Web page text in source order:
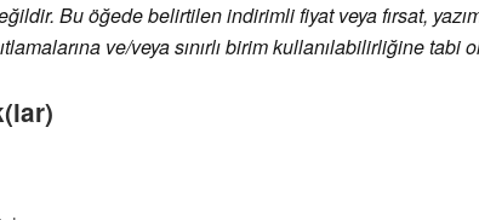
Bu öğede belirtilen indirimli fiyat veya fırsat,
ve/veya sınırlı birim kullanılabilirliğine tabi